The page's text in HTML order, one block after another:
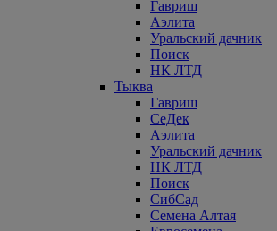
Гавриш
Аэлита
Уральский дачник
Поиск
НК ЛТД
Тыква
Гавриш
СеДек
Аэлита
Уральский дачник
НК ЛТД
Поиск
СибСад
Семена Алтая